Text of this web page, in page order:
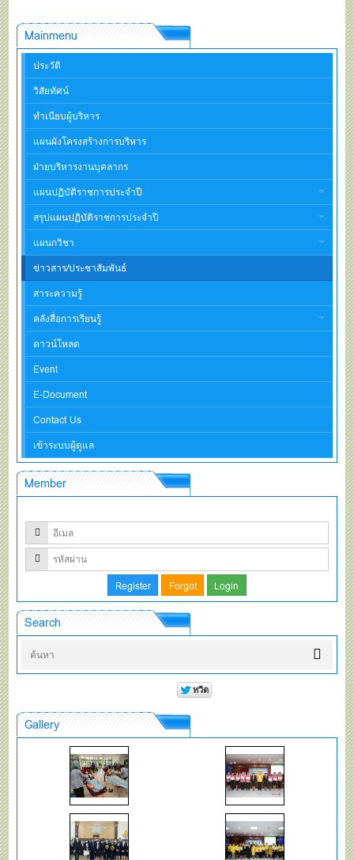
Mainmenu
ประวัติ
วิสัยทัศน์
ทำเนียบผู้บริหาร
แผนผังโครงสร้างการบริหาร
ฝ่ายบริหารงานบุคลากร
แผนปฏิบัติราชการประจำปี
สรุปแผนปฏิบัติราชการประจำปี
แผนกวิชา
ข่าวสาร/ประชาสัมพันธ์
สาระความรู้
คลังสื่อการเรียนรู้
ดาวน์โหลด
Event
E-Document
Contact Us
เข้าระบบผู้ดูแล
Member
Search
Gallery